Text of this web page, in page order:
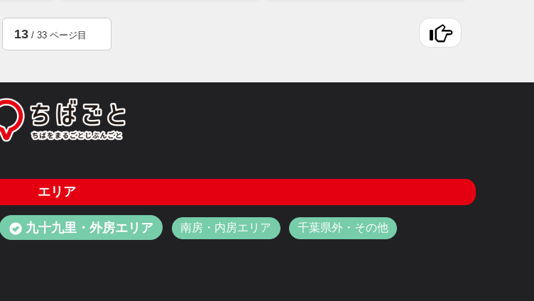
13 / 33 ページ目
エリア
九十九里・外房エリア 南房・内房エリア 千葉県外・その他